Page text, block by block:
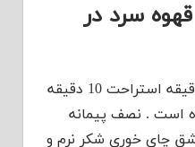
سرد در
تعداد 2 نفر آماده سازی 5 دقیقه استراحت 10 دقیقه
است . نصف پیمانه
اسپرسو را همراه 2 قاشق چای خوری شکر نرم و